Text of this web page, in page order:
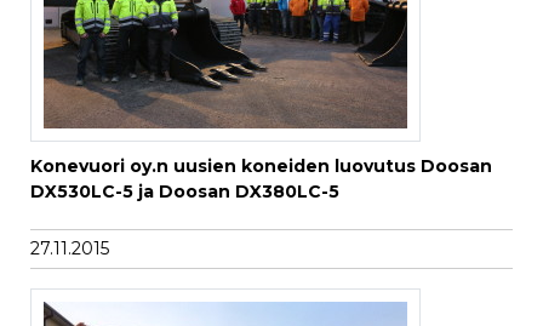
Konevuori oy.n uusien koneiden luovutus Doosan
DX530LC-5 ja Doosan DX380LC-5
27.11.2015